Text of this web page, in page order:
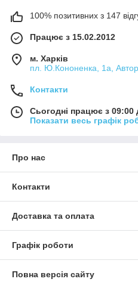
100% позитивних з 147
Працює з 15.02.2012
м. Харків
пл. Ю.Кононенка, 1а,
Контакти
Сьогодні працює з 09:00
Показати весь графік
Про нас
Контакти
Доставка та оплата
Графік роботи
Повна версія сайту